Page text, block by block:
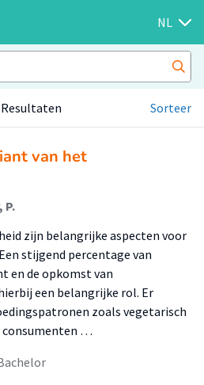
NL
Resultaten Sorteer
van het
P.
zijn belangrijke aspecten voor
stijgend percentage van
en de opkomst van
een belangrijke rol. Er
zoals vegetarisch
consumenten …